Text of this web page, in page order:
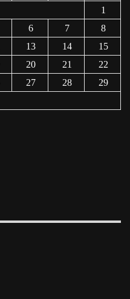
1
6 7
8
13 14
15
20 21
22
27 28
29